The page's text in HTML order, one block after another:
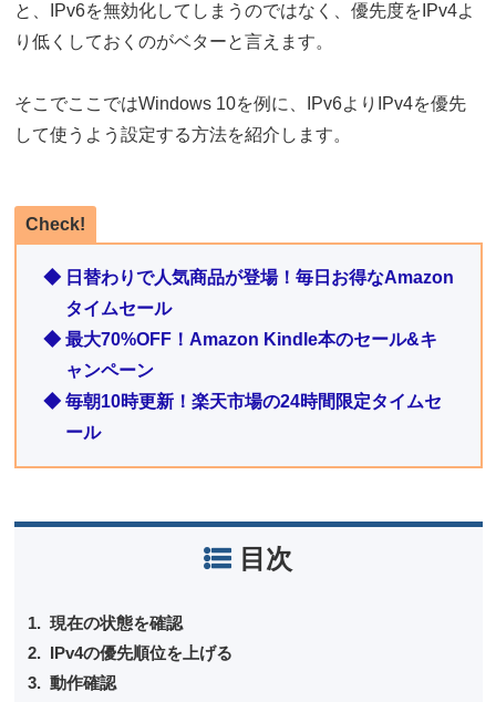
と、IPv6を無効化してしまうのではなく、優先度をIPv4よ
り低くしておくのがベターと言えます。
そこでここではWindows 10を例に、IPv6よりIPv4を優先
して使うよう設定する方法を紹介します。
Check!
◆ 日替わりで人気商品が登場！毎日お得なAmazon
タイムセール
◆ 最大70%OFF！Amazon Kindle本のセール&キ
ャンペーン
◆ 毎朝10時更新！楽天市場の24時間限定タイムセ
ール
目次
現在の状態を確認
IPv4の優先順位を上げる
動作確認